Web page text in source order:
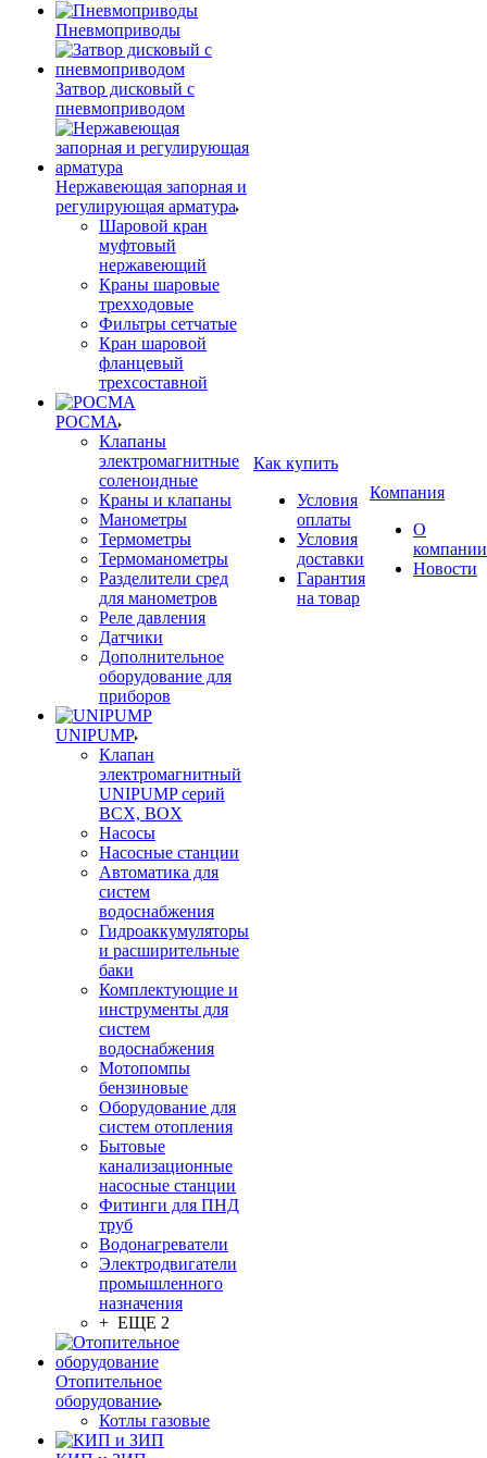
Пневмоприводы
Затвор дисковый с
пневмоприводом
Нержавеющая запорная и
регулирующая арматура
Шаровой кран
муфтовый
нержавеющий
Краны шаровые
трехходовые
Фильтры сетчатые
Кран шаровой
фланцевый
трехсоставной
РОСМА
Клапаны
электромагнитные
соленоидные
Краны и клапаны
Манометры
Термометры
Термоманометры
Разделители сред
для манометров
Реле давления
Датчики
Дополнительное
оборудование для
приборов
UNIPUMP
Клапан
электромагнитный
UNIPUMP серий
BCX, BOX
Насосы
Насосные станции
Автоматика для
систем
водоснабжения
Гидроаккумуляторы
и расширительные
баки
Комплектующие и
инструменты для
систем
водоснабжения
Мотопомпы
бензиновые
Оборудование для
систем отопления
Бытовые
канализационные
насосные станции
Фитинги для ПНД
труб
Водонагреватели
Электродвигатели
промышленного
назначения
+ ЕЩЕ 2
Отопительное
оборудование
Котлы газовые
Как купить
Условия
оплаты
Условия
доставки
Гарантия
на товар
Компания
О
компании
Новости